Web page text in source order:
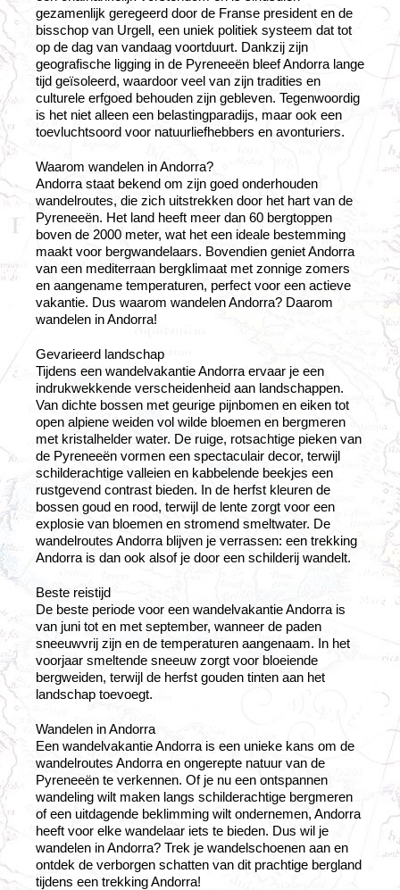
gezamenlijk geregeerd door de Franse president en de
bisschop van Urgell, een uniek politiek systeem dat tot
op de dag van vandaag voortduurt. Dankzij zijn
geografische ligging in de Pyreneeën bleef Andorra lange
tijd geïsoleerd, waardoor veel van zijn tradities en
culturele erfgoed behouden zijn gebleven. Tegenwoordig
is het niet alleen een belastingparadijs, maar ook een
toevluchtsoord voor natuurliefhebbers en avonturiers.
Waarom wandelen in Andorra?
Andorra staat bekend om zijn goed onderhouden
wandelroutes, die zich uitstrekken door het hart van de
Pyreneeën. Het land heeft meer dan 60 bergtoppen
boven de 2000 meter, wat het een ideale bestemming
maakt voor bergwandelaars. Bovendien geniet Andorra
van een mediterraan bergklimaat met zonnige zomers
en aangename temperaturen, perfect voor een actieve
vakantie. Dus waarom wandelen Andorra? Daarom
wandelen in Andorra!
Gevarieerd landschap
Tijdens een wandelvakantie Andorra ervaar je een
indrukwekkende verscheidenheid aan landschappen.
Van dichte bossen met geurige pijnbomen en eiken tot
open alpiene weiden vol wilde bloemen en bergmeren
met kristalhelder water. De ruige, rotsachtige pieken van
de Pyreneeën vormen een spectaculair decor, terwijl
schilderachtige valleien en kabbelende beekjes een
rustgevend contrast bieden. In de herfst kleuren de
bossen goud en rood, terwijl de lente zorgt voor een
explosie van bloemen en stromend smeltwater. De
wandelroutes Andorra blijven je verrassen: een trekking
Andorra is dan ook alsof je door een schilderij wandelt.
Beste reistijd
De beste periode voor een wandelvakantie Andorra is
van juni tot en met september, wanneer de paden
sneeuwvrij zijn en de temperaturen aangenaam. In het
voorjaar smeltende sneeuw zorgt voor bloeiende
bergweiden, terwijl de herfst gouden tinten aan het
landschap toevoegt.
Wandelen in Andorra
Een wandelvakantie Andorra is een unieke kans om de
wandelroutes Andorra en ongerepte natuur van de
Pyreneeën te verkennen. Of je nu een ontspannen
wandeling wilt maken langs schilderachtige bergmeren
of een uitdagende beklimming wilt ondernemen, Andorra
heeft voor elke wandelaar iets te bieden. Dus wil je
wandelen in Andorra? Trek je wandelschoenen aan en
ontdek de verborgen schatten van dit prachtige bergland
tijdens een trekking Andorra!